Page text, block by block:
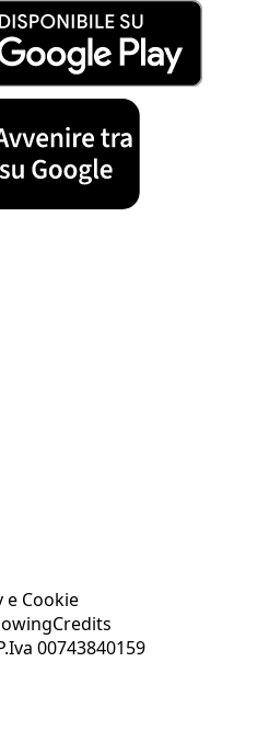
e Cookie
Credits
00743840159